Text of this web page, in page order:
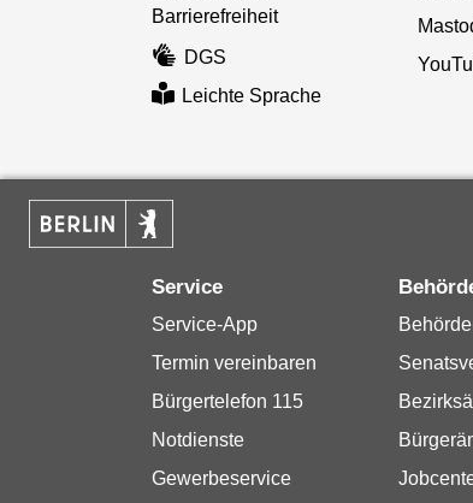
Barrierefreiheit
DGS
Leichte Sprache
Service
Service-App
Termin vereinbaren
Bürgertelefon 115
Notdienste
Gewerbeservice